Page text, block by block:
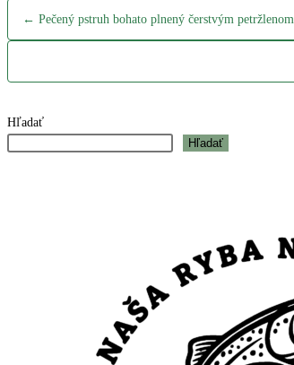
← Pečený pstruh bohato plnený čerstvým petržlenom
Hľadať
Hľadať